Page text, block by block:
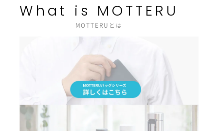
What is MOTTERU
MOTTERUとは